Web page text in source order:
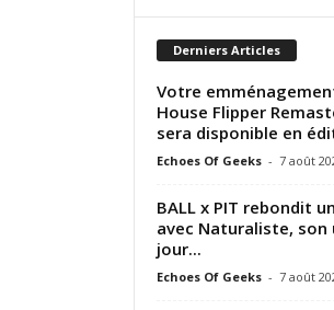
Derniers Articles
Votre
House Flipper
sera disponible en
Echoes Of Geeks - 7 août
BALL x PIT rebondit
avec Naturaliste, son
jour...
Echoes Of Geeks - 7 août